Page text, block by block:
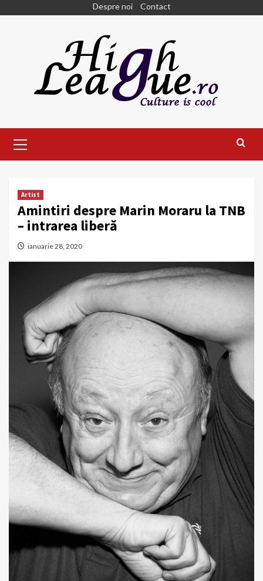
Despre noi Contact
Menu
Artist
Amintiri despre Marin Moraru la TNB
– intrarea liberă
ianuarie 28, 2020